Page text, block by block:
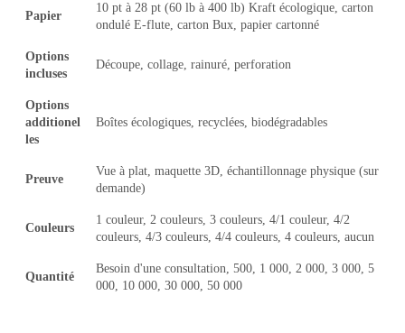
Papier
10 pt à 28 pt (60 lb à 400 lb) Kraft écologique, carton
ondulé E-flute, carton Bux, papier cartonné
Options
incluses
Découpe, collage, rainuré, perforation
Options
additionel
les
Boîtes écologiques, recyclées, biodégradables
Preuve
Vue à plat, maquette 3D, échantillonnage physique (sur
demande)
Couleurs
1 couleur, 2 couleurs, 3 couleurs, 4/1 couleur, 4/2
couleurs, 4/3 couleurs, 4/4 couleurs, 4 couleurs, aucun
Quantité
Besoin d'une consultation, 500, 1 000, 2 000, 3 000, 5
000, 10 000, 30 000, 50 000